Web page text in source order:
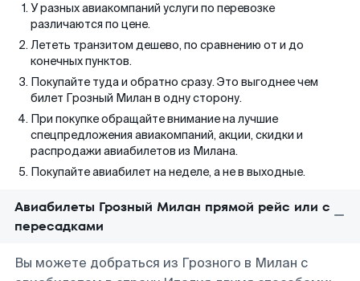
У разных авиакомпаний услуги по перевозке
различаются по цене.
Лететь транзитом дешево, по сравнению от и до
конечных пунктов.
Покупайте туда и обратно сразу. Это выгоднее чем
билет Грозный Милан в одну сторону.
При покупке обращайте внимание на лучшие
спецпредложения авиакомпаний, акции, скидки и
распродажи авиабилетов из Милана.
Покупайте авиабилет на неделе, а не в выходные.
Авиабилеты Грозный Милан прямой рейс или с
пересадками
Вы можете добраться из Грозного в Милан с